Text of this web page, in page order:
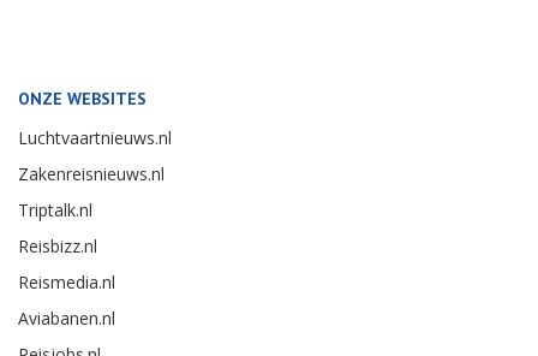
ONZE WEBSITES
Luchtvaartnieuws.nl
Zakenreisnieuws.nl
Triptalk.nl
Reisbizz.nl
Reismedia.nl
Aviabanen.nl